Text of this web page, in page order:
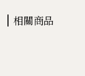
相關商品